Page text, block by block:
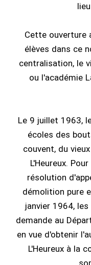
Cette ouverture
élèves dans ce
centralisation, le
ou l'académie
Le 9 juillet 1963,
écoles des
couvent, du
L'Heureux.
résolution
démolition pure
janvier 1964,
demande au
en vue d'obtenir
L'Heureux à la